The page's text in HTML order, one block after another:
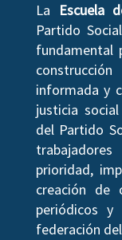
La
Escuela
Partido
fundamental
informada y
justicia
del Partido
prioridad,
creación de
periódicos y
federación